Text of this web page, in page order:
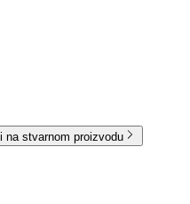
na stvarnom proizvodu